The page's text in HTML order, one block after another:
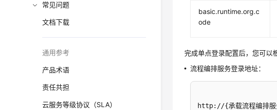
常见问题
文档下载
通用参考
产品术语
责任共担
云服务等级协议（SLA）
basic.runtime.org.c
ode
完成单点登录配置后，您可以
流程编排服务登录地址：
http://{承载流程编排服